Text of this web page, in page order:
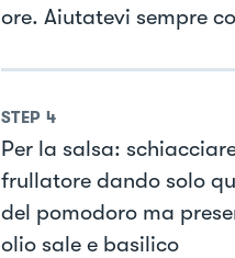
ore. Aiutatevi sempre
STEP 4
Per la salsa:
frullatore dando solo
del pomodoro ma
olio sale e basilico